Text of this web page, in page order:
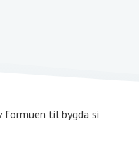
formuen til bygda si